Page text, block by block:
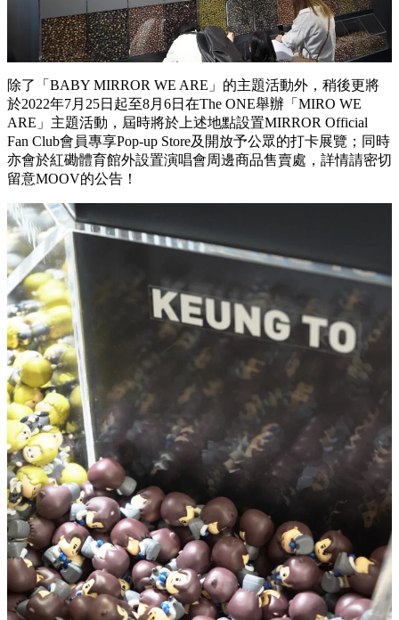
除了「BABY MIRROR WE ARE」的主題活動外，稍後更將
於2022年7月25日起至8月6日在The ONE舉辦「MIRO WE
ARE」主題活動，屆時將於上述地點設置MIRROR Official
Fan Club會員專享Pop-up Store及開放予公眾的打卡展覽；同時
亦會於紅磡體育館外設置演唱會周邊商品售賣處，詳情請密切
留意MOOV的公告！